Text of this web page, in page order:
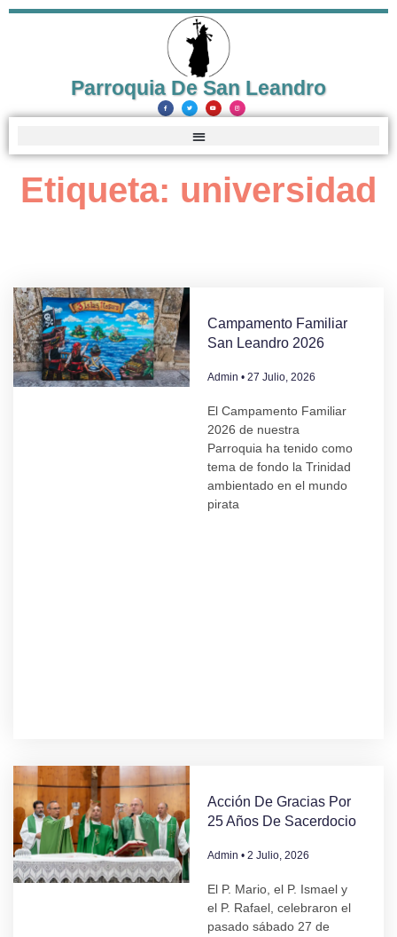
Parroquia De San Leandro
Etiqueta: universidad
Campamento Familiar
San Leandro 2026
Admin 27 Julio, 2026
El Campamento Familiar
2026 de nuestra
Parroquia ha tenido como
tema de fondo la Trinidad
ambientado en el mundo
pirata
Acción De Gracias Por
25 Años De Sacerdocio
Admin 2 Julio, 2026
El P. Mario, el P. Ismael y
el P. Rafael, celebraron el
pasado sábado 27 de